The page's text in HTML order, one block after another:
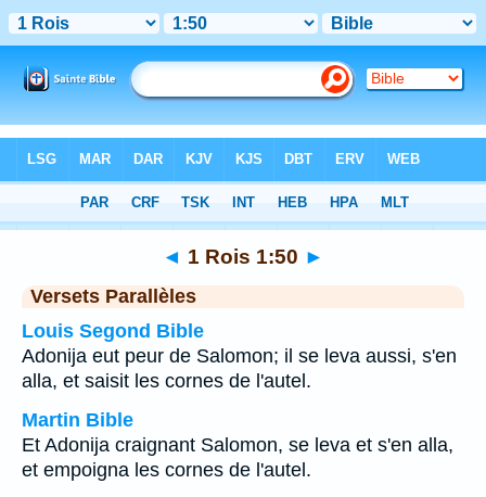
Chapitre 1> Verset 50
◄ 1 Rois 1:50 ►
Versets Parallèles
Louis Segond Bible
Adonija eut peur de Salomon; il se leva aussi, s'en
alla, et saisit les cornes de l'autel.
Martin Bible
Et Adonija craignant Salomon, se leva et s'en alla,
et empoigna les cornes de l'autel.